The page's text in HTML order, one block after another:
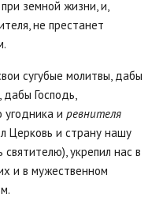
земной жизни, и,
не престанет
сугубые молитвы, дабы
Господь,
угодника и ревнителя
Церковь и страну нашу
святителю), укрепил нас в
и в мужественном